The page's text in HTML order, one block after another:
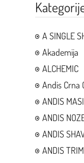
A SINGLE
Akademija
ALCHEMIC
Andis Crna
ANDIS
ANDIS
ANDIS
ANDIS